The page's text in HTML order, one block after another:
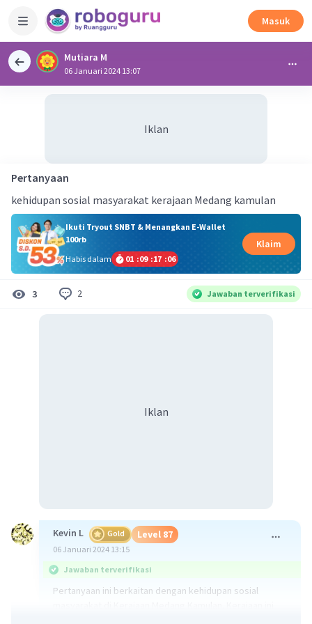
Masuk
Mutiara M
06 Januari 2024 13:07
Iklan
Pertanyaan
kehidupan sosial masyarakat kerajaan Medang kamulan
Ikuti Tryout SNBT & Menangkan E-Wallet
100rb
Habis dalam
01 :09 :17 :05
Klaim
3 2 Jawaban terverifikasi
Iklan
Kevin L Gold Level 87
06 Januari 2024 13:15
Jawaban terverifikasi
Pertanyaan ini berkaitan dengan kehidupan sosial